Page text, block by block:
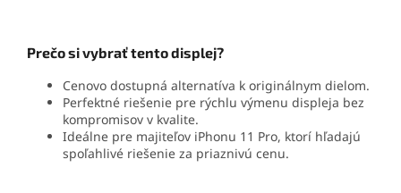
Prečo si vybrať tento displej?
Cenovo dostupná alternatíva k originálnym dielom.
Perfektné riešenie pre rýchlu výmenu displeja bez
kompromisov v kvalite.
Ideálne pre majiteľov iPhonu 11 Pro, ktorí hľadajú
spoľahlivé riešenie za priaznivú cenu.